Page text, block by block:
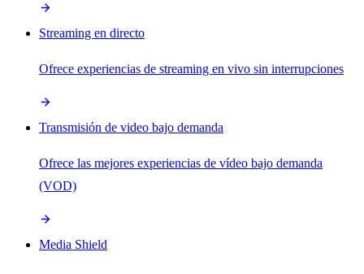
Streaming en directo
Ofrece experiencias de streaming en vivo sin interrupciones
Transmisión de video bajo demanda
Ofrece las mejores experiencias de vídeo bajo demanda
(VOD)
Media Shield